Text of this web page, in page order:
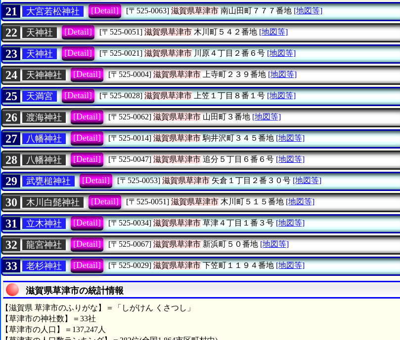
21 大宮若松神社 [Detail] [〒525-0063] 滋賀県草津市南山田町７７７番地 [地図等]
22 天神社 [Detail] [〒525-0051] 滋賀県草津市木川町５４２番地 [地図等]
23 天神社 [Detail] [〒525-0021] 滋賀県草津市川原４丁目２番６号 [地図等]
24 天神神社 [Detail] [〒525-0004] 滋賀県草津市上寺町２３９番地 [地図等]
25 天満宮 [Detail] [〒525-0028] 滋賀県草津市上笠１丁目８番１号 [地図等]
26 渡海神社 [Detail] [〒525-0062] 滋賀県草津市山田町３番地 [地図等]
27 八幡神社 [Detail] [〒525-0014] 滋賀県草津市駒井沢町３４５番地 [地図等]
28 八幡神社 [Detail] [〒525-0047] 滋賀県草津市追分５丁目６番６号 [地図等]
29 武甕槌神社 [Detail] [〒525-0053] 滋賀県草津市矢倉１丁目２番３０号 [地図等]
30 木川白髭神社 [Detail] [〒525-0051] 滋賀県草津市木川町５１５番地 [地図等]
31 立木神社 [Detail] [〒525-0034] 滋賀県草津市草津４丁目１番３号 [地図等]
32 龍宮神社 [Detail] [〒525-0067] 滋賀県草津市新浜町５０番地 [地図等]
33 老杉神社 [Detail] [〒525-0029] 滋賀県草津市下笠町１１９４番地 [地図等]
滋賀県草津市の統計情報
【滋賀県 草津市のふりがな】＝「しがけん くさつし」
【草津市の神社数】＝33社
【草津市の人口】＝137,247人